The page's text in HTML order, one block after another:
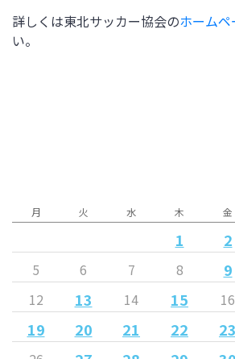
詳しくは東北サッカー協会のホームペ
い。
月 火 水 木 金
1 2
5
6 7 8 9
12 13 14 15 16
19 20 21 22 23